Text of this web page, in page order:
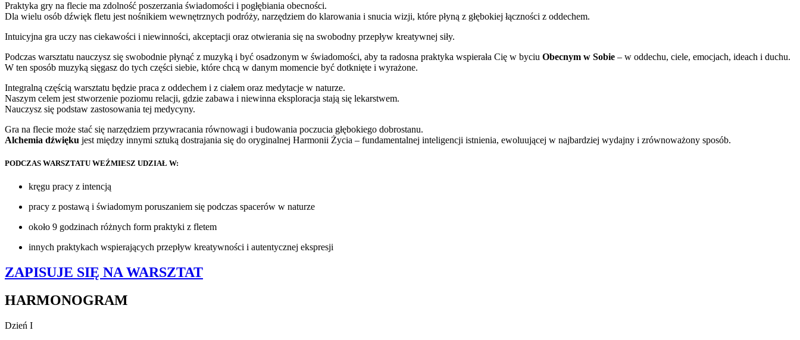
Praktyka gry na flecie ma zdolność poszerzania świadomości i pogłębiania obecności.
Dla wielu osób dźwięk fletu jest nośnikiem wewnętrznych podróży, narzędziem do klarowania i snucia wizji, które płyną z głębokiej łączności z oddechem.
Intuicyjna gra uczy nas ciekawości i niewinności, akceptacji oraz otwierania się na swobodny przepływ kreatywnej siły.
Podczas warsztatu nauczysz się swobodnie płynąć z muzyką i być osadzonym w świadomości, aby ta radosna praktyka wspierała Cię w byciu Obecnym w Sobie – w oddechu, ciele, emocjach, ideach i duchu.
W ten sposób muzyką sięgasz do tych części siebie, które chcą w danym momencie być dotknięte i wyrażone.
Integralną częścią warsztatu będzie praca z oddechem i z ciałem oraz medytacje w naturze.
Naszym celem jest stworzenie poziomu relacji, gdzie zabawa i niewinna eksploracja stają się lekarstwem.
Nauczysz się podstaw zastosowania tej medycyny.
Gra na flecie może stać się narzędziem przywracania równowagi i budowania poczucia głębokiego dobrostanu.
Alchemia dźwięku jest między innymi sztuką dostrajania się do oryginalnej Harmonii Życia – fundamentalnej inteligencji istnienia, ewoluującej w najbardziej wydajny i zrównoważony sposób.
PODCZAS WARSZTATU WEŹMIESZ UDZIAŁ W:
kręgu pracy z intencją
pracy z postawą i świadomym poruszaniem się podczas spacerów w naturze
około 9 godzinach różnych form praktyki z fletem
innych praktykach wspierających przepływ kreatywności i autentycznej ekspresji
ZAPISUJE SIĘ NA WARSZTAT
HARMONOGRAM
Dzień I